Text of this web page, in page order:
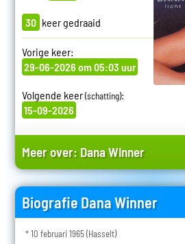
30 keer gedraaid
Vorige keer:
29-06-2026 om 05:03 uur
Volgende keer(schatting):
15-09-2026
Meer over: Dana Winner
Biografie Dana Winner
* 10 februari 1965 (Hasselt)